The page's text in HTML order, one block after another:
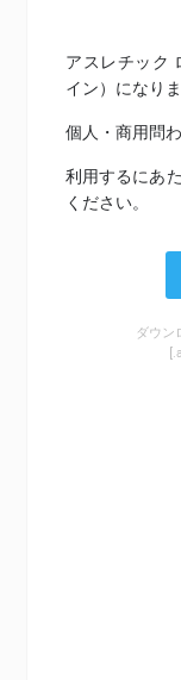
アスレチック
イン）になりま
個人・商用問
利用するにあ
ください。
ダウン